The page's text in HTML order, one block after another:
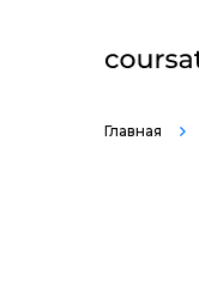
Главная